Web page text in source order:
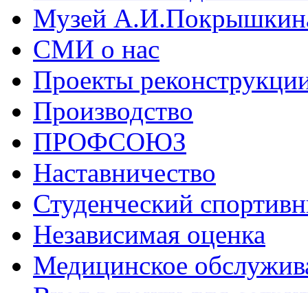
Музей
СМИ о нас
Проекты
Производство
ПРОФСОЮЗ
Наставничество
Студенческий
Независимая оценка
Медицинское